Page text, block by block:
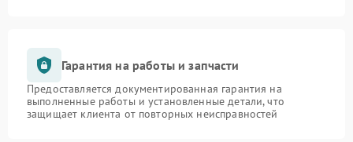
Гарантия на работы и запчасти
Предоставляется документированная гарантия на
выполненные работы и установленные детали, что
защищает клиента от повторных неисправностей